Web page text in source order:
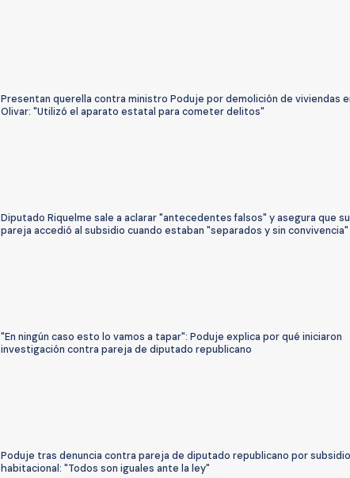
Presentan querella contra ministro Poduje por demolición de viviendas
Olivar: "Utilizó el aparato estatal para cometer delitos"
Diputado Riquelme sale a aclarar "antecedentes falsos" y asegura que su
pareja accedió al subsidio cuando estaban "separados y sin convivencia"
"En ningún caso esto lo vamos a tapar": Poduje explica por qué iniciaron
investigación contra pareja de diputado republicano
Poduje tras denuncia contra pareja de diputado republicano por subsidio
habitacional: "Todos son iguales ante la ley"